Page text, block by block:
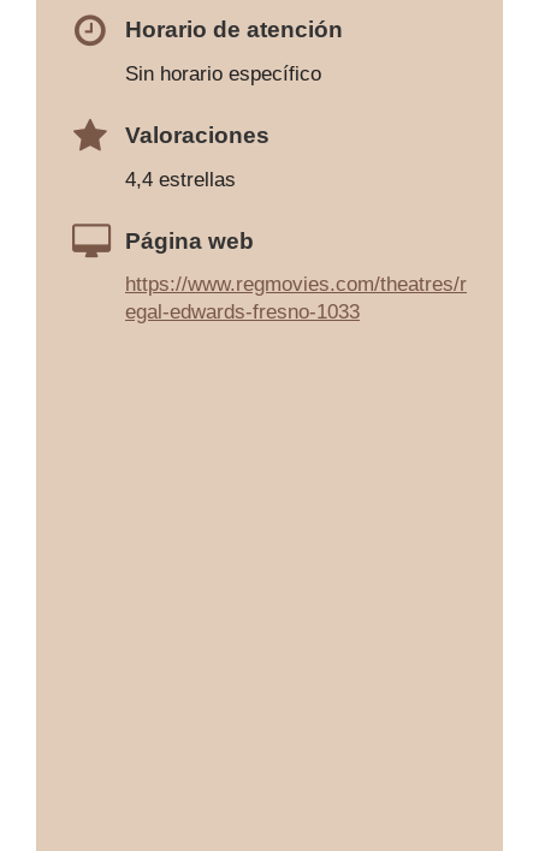
Horario de atención
Sin horario específico
Valoraciones
4,4 estrellas
Página web
https://www.regmovies.com/theatres/r
egal-edwards-fresno-1033